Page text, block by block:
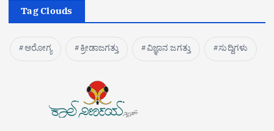
Tag Clouds
ಆರೋಗ್ಯ ಕ್ರೀಡಾಜಗತ್ತು ವಿಜ್ಞಾನ ಜಗತ್ತು ಸುದ್ದಿಗಳು